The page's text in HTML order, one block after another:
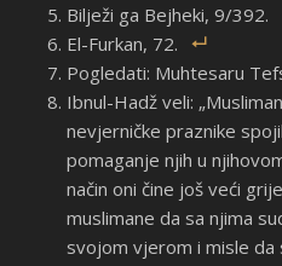
Bilježi ga Bejheki, 9/392.
El-Furkan, 72.
Pogledati: Muhtesaru
Ibnul-Hadž veli:
nevjerničke praznike
pomaganje njih u
način oni čine još veći
muslimane da sa njima
svojom vjerom i misle da